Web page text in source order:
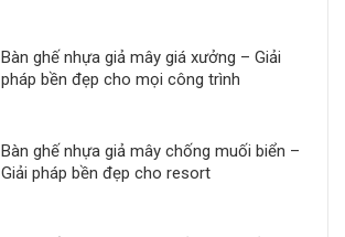
Bàn ghế nhựa giả mây giá xưởng – Giải
pháp bền đẹp cho mọi công trình
Bàn ghế nhựa giả mây chống muối biển –
Giải pháp bền đẹp cho resort